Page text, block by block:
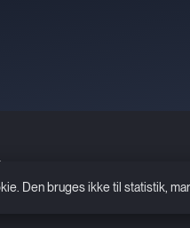
Den bruges ikke til statistik,